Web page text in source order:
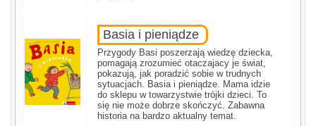
Basia i pieniądze
Przygody Basi poszerzają wiedzę dziecka,
pomagają zrozumieć otaczajacy je świat,
pokazują, jak poradzić sobie w trudnych
sytuacjach. Basia i pieniądze. Mama idzie
do sklepu w towarzystwie trójki dzieci. To
się nie może dobrze skończyć. Zabawna
historia na bardzo aktualny temat.